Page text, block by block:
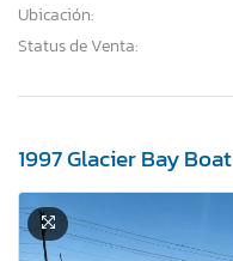
Ubicación:
Status de Venta:
1997 Glacier Bay Boat